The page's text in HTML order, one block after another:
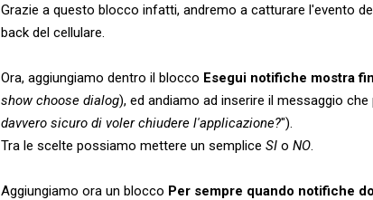
Grazie a questo blocco infatti, andremo a catturare l'evento
back del cellulare.
Ora, aggiungiamo dentro il blocco Esegui notifiche mostra
show choose dialog), ed andiamo ad inserire il messaggio che
davvero sicuro di voler chiudere l'applicazione?").
Tra le scelte possiamo mettere un semplice SI o NO.
Aggiungiamo ora un blocco Per sempre quando notifiche